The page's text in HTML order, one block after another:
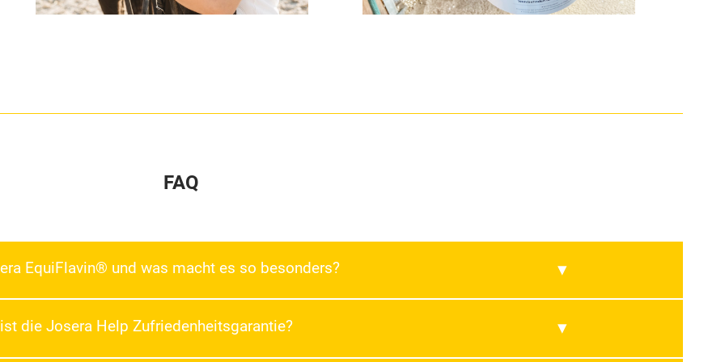
FAQ
EquiFlavin® und was macht es so besonders?
Pflanzen liefern zahlreiche sekundäre Pflanzeninhaltsstoffe, so z.B. Flavonoide. Diese sind unter anderem für ihre
die Josera Help Zufriedenheitsgarantie?